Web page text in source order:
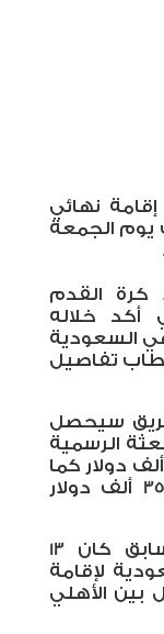
نهائي
يوم الجمعة
كرة القدم
أكد خلاله
السعودية
تفاصيل
فريق سيحصل
الرسمية
كما سيحصل كل فريق على 100 ألف دولار كما
سيحصل الفريق الفائز على 350 ألف دولار
يذكر أن الموعد الرسمي السابق كان 13
لإقامة
بين الأهلي